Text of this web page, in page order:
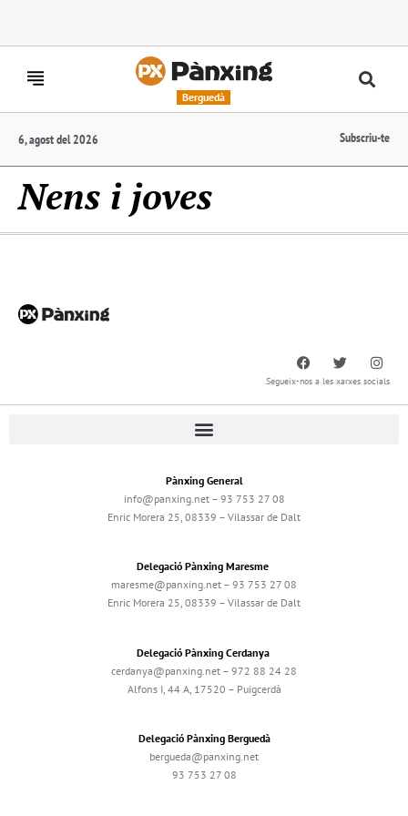
Berguedà
6, agost del 2026 Subscriu-te
Nens i joves
Segueix-nos a les xarxes socials
Pànxing General
info@panxing.net – 93 753 27 08
Enric Morera 25, 08339 – Vilassar de Dalt
Delegació Pànxing Maresme
maresme@panxing.net – 93 753 27 08
Enric Morera 25, 08339 – Vilassar de Dalt
Delegació Pànxing Cerdanya
cerdanya@panxing.net – 972 88 24 28
Alfons I, 44 A, 17520 – Puigcerdà
Delegació Pànxing Berguedà
bergueda@panxing.net
93 753 27 08